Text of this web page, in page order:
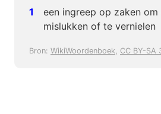
een ingreep op zaken
mislukken of te vernielen
Bron: WikiWoordenboek, CC BY-SA